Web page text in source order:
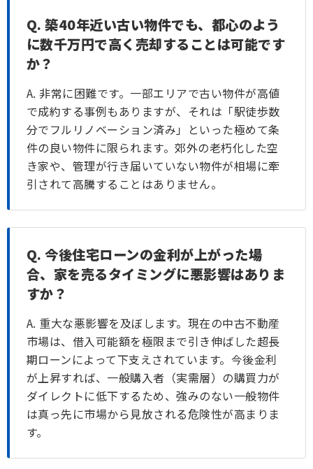
Q. 築40年近い古い物件でも、都心のよう
に数千万円で高く売却することは可能です
か？
A. 非常に困難です。一部エリアで古い物件が高値
で成約する事例もありますが、それは「駅徒歩数
分でフルリノベーション済み」といった極めて条
件の良い物件に限られます。郊外の老朽化した空
き家や、管理が行き届いていない物件が相場に牽
引されて高騰することはありません。
Q. 今後住宅ローンの金利が上がった場
合、家を売るタイミングに悪影響はありま
すか？
A. 重大な悪影響を及ぼします。現在の中古不動産
市場は、借入可能額を極限まで引き伸ばした超長
期ローンによって下支えされています。今後金利
が上昇すれば、一般購入者（実需層）の購買力が
ダイレクトに低下するため、強みのない一般物件
は真っ先に市場から見放される危険性が高まりま
す。